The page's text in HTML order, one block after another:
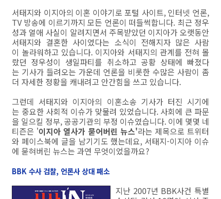
서태지와 이지아의 이혼 이야기로 포털 사이트, 인터넷 언론,
TV 방송에 이르기까지 모든 언론이 떠들썩합니다. 최근 정우
성과 열애 사실이 알려지면서 주목받았던 이지아가 오랫동안
서태지와 결혼한 사이였다는 소식이 전해지자 많은 사람
이 놀라워하고 있습니다. 이지아와 서태지의 관계를 전혀 몰
랐던 정우성이 생일파티를 취소하고 공황 상태에 빠졌다
는 기사가 들려오는 가운데 언론을 비롯한 수많은 사람이 좀
더 자세한 정황을 캐내려고 안간힘을 쓰고 있습니다.
그런데 서태지와 이지아의 이혼소송 기사가 터진 시기에
는 중요한 사회적 이슈가 맞물려 있었습니다. 사회에 큰 파문
을 일으킬 정부, 공공기관의 부정 이슈였습니다. 이에 몇몇 네
티즌은 '이지아 열사가 묻어버린 뉴스'라는 제목으로 트위터
와 페이스북에 글을 남기기도 했는데요, 서태지-이지아 이슈
에 묻혀버린 뉴스는 과연 무엇이었을까요?
BBK 수사 검찰, 언론사 상대 패소
지난 2007년 BBK사건 특별